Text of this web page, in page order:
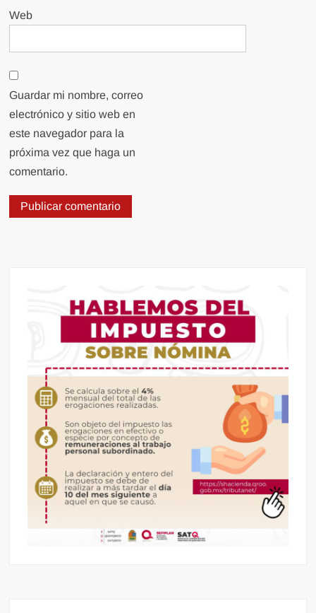
Web
Guardar mi nombre, correo
electrónico y sitio web en
este navegador para la
próxima vez que haga un
comentario.